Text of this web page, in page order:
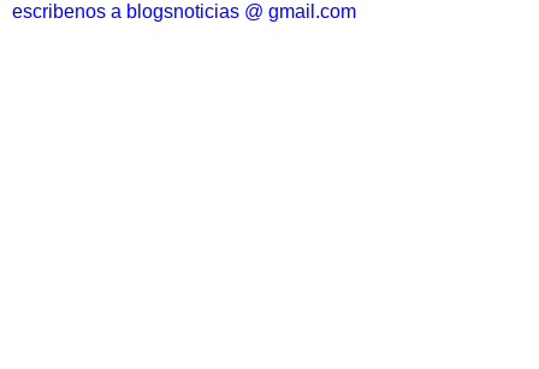
escribenos a blogsnoticias @ gmail.com